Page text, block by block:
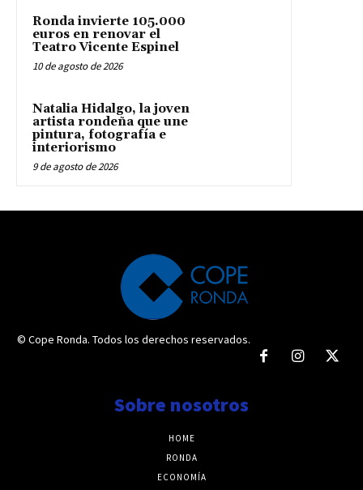
Ronda invierte 105.000
euros en renovar el
Teatro Vicente Espinel
10 de agosto de 2026
Natalia Hidalgo, la joven
artista rondeña que une
pintura, fotografía e
interiorismo
9 de agosto de 2026
© Cope Ronda. Todos los derechos reservados.
Sobre nosotros
HOME
RONDA
ECONOMÍA